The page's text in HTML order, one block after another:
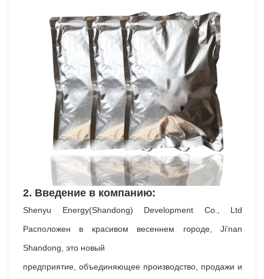
2. Введение в компанию:
Shenyu Energy(Shandong) Development Co., Ltd
Расположен в красивом весеннем городе, Ji'nan
Shandong, это новый
предприятие, объединяющее производство, продажи и